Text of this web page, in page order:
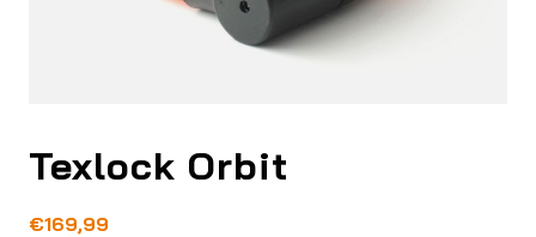
Texlock Orbit
€169,99